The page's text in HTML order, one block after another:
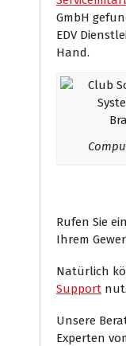
GmbH
EDV
Hand.
Rufen Sie
Ihrem
Natürlich
Support
Unsere
Experten